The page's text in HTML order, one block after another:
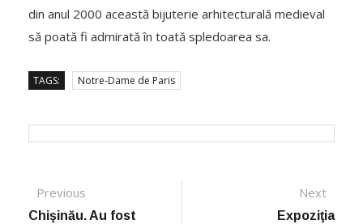
din anul 2000 această bijuterie arhitecturală medieval
să poată fi admirată în toată spledoarea sa.
TAGS: Notre-Dame de Paris
Post navigation
Previous
Chişinău. Au fost
Next
post:
Expoziţia